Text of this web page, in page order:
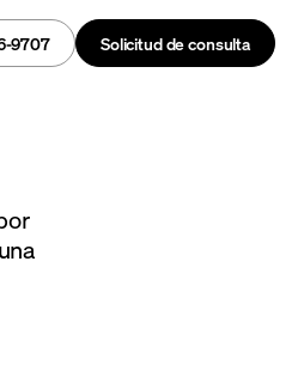
9707 Solicitud de consulta